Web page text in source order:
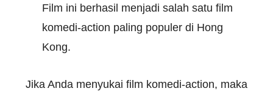
Film ini berhasil menjadi salah satu film
komedi-action paling populer di Hong
Kong.
Jika Anda menyukai film komedi-action, maka